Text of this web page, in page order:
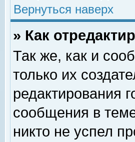
Вернуться наверх
» Как
Так же, как и
только их
редактирования
сообщения в
никто не успел